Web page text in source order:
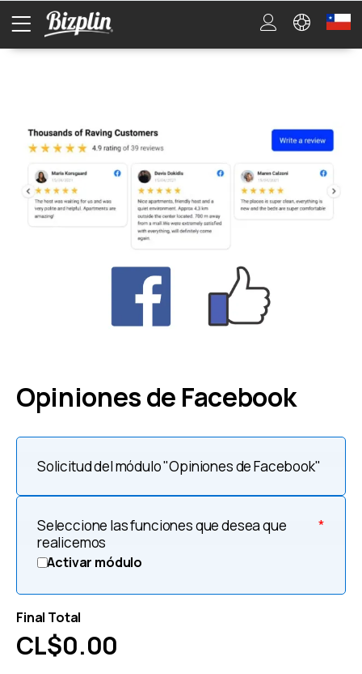
Opiniones de Facebook
Solicitud del módulo "Opiniones de Facebook"
*
Seleccione las funciones que desea que
realicemos
Activar módulo
Final Total
CL$0.00